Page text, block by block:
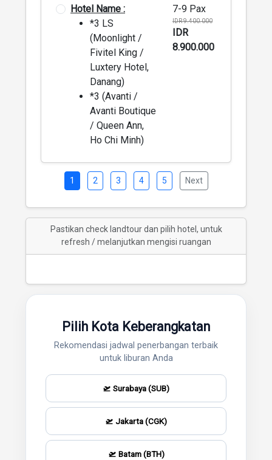
Hotel Name :
*3 LS
(Moonlight /
Fivitel King /
Luxtery Hotel,
Danang)
*3 (Avanti /
Avanti Boutique
/ Queen Ann,
Ho Chi Minh)
7-9 Pax
IDR 9.400.000
IDR
8.900.000
1 2 3 4 5 Next
Pastikan check landtour dan pilih hotel, untuk
refresh / melanjutkan mengisi ruangan
Pilih Kota Keberangkatan
Rekomendasi jadwal penerbangan terbaik
untuk liburan Anda
🛫 Surabaya (SUB)
🛫 Jakarta (CGK)
🛫 Batam (BTH)